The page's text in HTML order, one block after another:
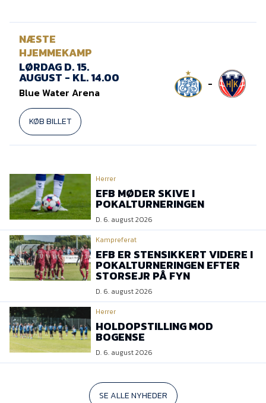
Presse
NÆSTE
HJEMMEKAMP
LØRDAG D. 15.
AUGUST - KL. 14.00
Blue Water Arena
KØB BILLET
-
Herrer
EFB MØDER SKIVE I
POKALTURNERINGEN
D. 6. august 2026
Kampreferat
EFB ER STENSIKKERT VIDERE I
POKALTURNERINGEN EFTER
STORSEJR PÅ FYN
D. 6. august 2026
Herrer
HOLDOPSTILLING MOD
BOGENSE
D. 6. august 2026
SE ALLE NYHEDER